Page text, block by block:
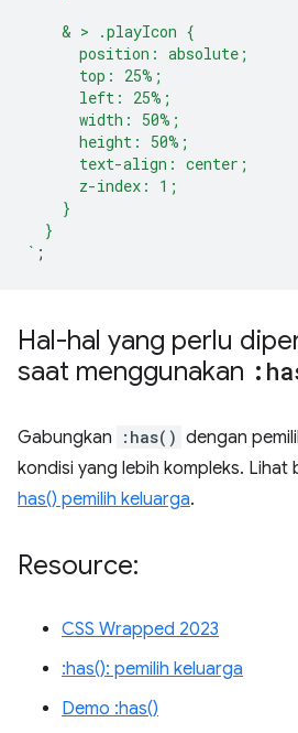
    & > .playIcon {
      position: absolute;
      top: 25%;
      left: 25%;
      width: 50%;
      height: 50%;
      text-align: center;
      z-index: 1;
    }
  }
` ;
Hal-hal yang perlu
saat menggunakan :
Gabungkan :has() dengan
kondisi yang lebih kompleks.
has() pemilih keluarga.
Resource:
CSS Wrapped 2023
:has(): pemilih keluarga
Demo :has()